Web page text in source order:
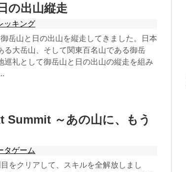
の出山縦走
ッキング
岳山と日の出山を縦走してきました。日本
る大岳山、そして関東百名山である御岳
巡礼として御岳山と日の出山の縦走を組み
Summit ～あの山に、もう
タゲーム
をクリアして、スキルを全解放しまし